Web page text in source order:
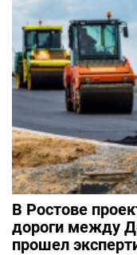
В Ростове
дороги между
прошел